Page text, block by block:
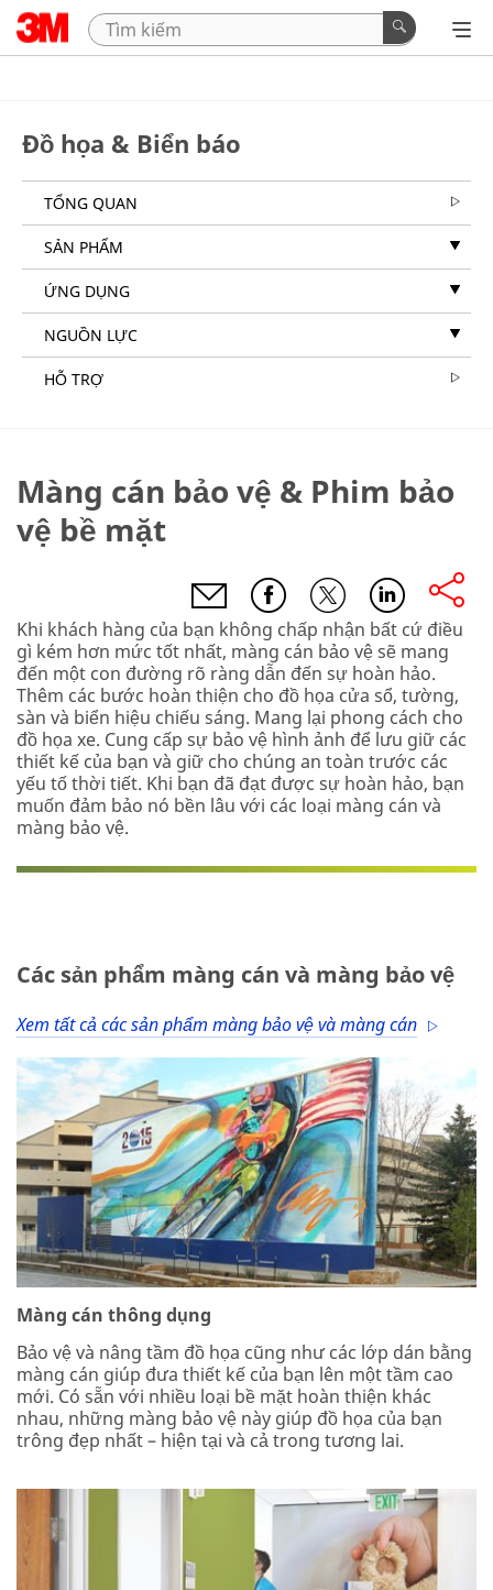
Đồ họa & Biển báo
TỔNG QUAN
SẢN PHẨM
ỨNG DỤNG
NGUỒN LỰC
HỖ TRỢ
Màng cán bảo vệ & Phim bảo
vệ bề mặt
Khi khách hàng của bạn không chấp nhận bất cứ điều
gì kém hơn mức tốt nhất, màng cán bảo vệ sẽ mang
đến một con đường rõ ràng dẫn đến sự hoàn hảo.
Thêm các bước hoàn thiện cho đồ họa cửa sổ, tường,
sàn và biển hiệu chiếu sáng. Mang lại phong cách cho
đồ họa xe. Cung cấp sự bảo vệ hình ảnh để lưu giữ các
thiết kế của bạn và giữ cho chúng an toàn trước các
yếu tố thời tiết. Khi bạn đã đạt được sự hoàn hảo, bạn
muốn đảm bảo nó bền lâu với các loại màng cán và
màng bảo vệ.
Các sản phẩm màng cán và màng bảo vệ
Xem tất cả các sản phẩm màng bảo vệ và màng cán
Màng cán thông dụng
Bảo vệ và nâng tầm đồ họa cũng như các lớp dán bằng
màng cán giúp đưa thiết kế của bạn lên một tầm cao
mới. Có sẵn với nhiều loại bề mặt hoàn thiện khác
nhau, những màng bảo vệ này giúp đồ họa của bạn
trông đẹp nhất – hiện tại và cả trong tương lai.